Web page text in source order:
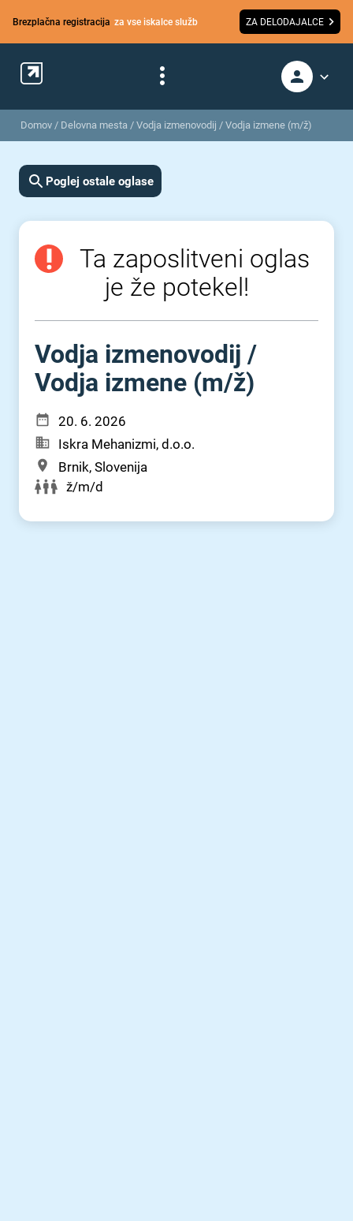
Brezplačna registracija za vse iskalce služb ZA DELODAJALCE
Domov / Delovna mesta / Vodja izmenovodij / Vodja izmene (m/ž)
Poglej ostale oglase
Ta zaposlitveni oglas
je že potekel!
Vodja izmenovodij ⁠/⁠
Vodja izmene (m⁠/⁠ž)
20. 6. 2026
Iskra Mehanizmi, d.o.o.
Brnik, Slovenija
ž/m/d